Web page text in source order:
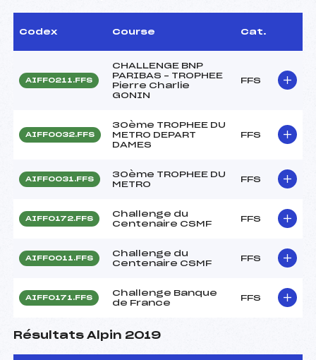
Codex Course Cat.
AIFF0211.FFS
CHALLENGE BNP
PARIBAS – TROPHEE
Pierre Charlie
GONIN
FFS
AIFF0032.FFS
30ème TROPHEE DU
METRO DEPART
DAMES
FFS
AIFF0031.FFS
30ème TROPHEE DU
METRO
FFS
AIFF0172.FFS
Challenge du
Centenaire CSMF
FFS
AIFF0011.FFS
Challenge du
Centenaire CSMF
FFS
AIFF0171.FFS
Challenge Banque
de France
FFS
Résultats Alpin 2019